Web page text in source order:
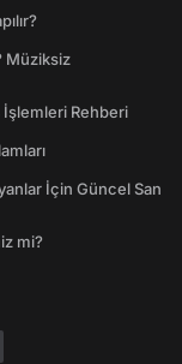
Müziksiz
İşlemleri Rehberi
İçin Güncel San
mi?